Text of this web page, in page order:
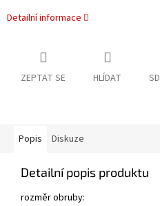
Detailní informace
ZEPTAT SE HLÍDAT
Popis Diskuze
Detailní popis produktu
rozměr obruby: